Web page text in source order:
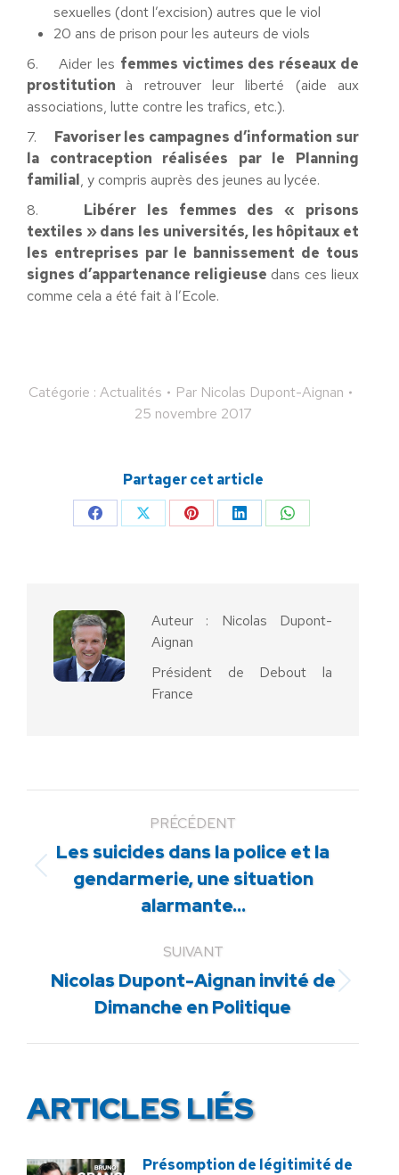
sexuelles (dont l’excision) autres que le viol
20 ans de prison pour les auteurs de viols
6. Aider les femmes victimes des réseaux de
prostitution à retrouver leur liberté (aide aux
associations, lutte contre les trafics, etc.).
7. Favoriser les campagnes d’information sur
la contraception réalisées par le Planning
familial, y compris auprès des jeunes au lycée.
8. Libérer les femmes des « prisons
textiles » dans les universités, les hôpitaux et
les entreprises par le bannissement de tous
signes d’appartenance religieuse dans ces lieux
comme cela a été fait à l’Ecole.
Catégorie : Actualités Par Nicolas Dupont-Aignan
25 novembre 2017
Partager cet article
PartagerPartagerPartagerPartagerPartager
Auteur : Nicolas Dupont-
Aignan
Président de Debout la
France
PRÉCÉDENT
Article
précédent
:
Les suicides dans la police et la
gendarmerie, une situation
alarmante…
SUIVANT
Article
suivant
Nicolas Dupont-Aignan invité de
Dimanche en Politique
ARTICLES LIÉS
Présomption de légitimité de